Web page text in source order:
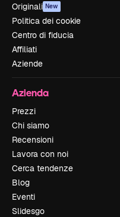
Originali New
Politica dei cookie
Centro di fiducia
Affiliati
Aziende
Azienda
Prezzi
Chi siamo
Recensioni
Lavora con noi
Cerca tendenze
Blog
Eventi
Slidesgo